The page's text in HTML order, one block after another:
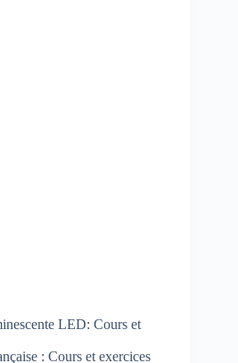
LED: Cours et
: Cours et exercices